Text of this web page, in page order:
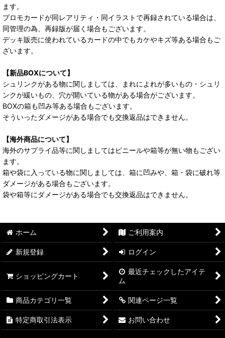
ます。
プロモカードが同レアリティ・同イラストで再録されている場合は、
同管理の為、再録版が届く場合もございます。
デッキ販売に使われているカードの中でもカケやキズ等ある場合もご
ざいます。
【新品BOXについて】
シュリンクがある物に関しましては、まれによれが多いもの・シュリ
ンクが緩いもの、穴が開いている物がある場合がございます。
BOXの箱も凹み等ある場合もございます。
そういったダメージがある場合でも交換返品はできません。
【海外商品について】
海外のサプライ品等に関しましてはビニールや箱等が無い物もござい
ます。
箱や袋に入っている物に関しましては、箱に凹みや、箱・袋に破れ等
ダメージがある場合もございます。
袋や箱等にダメージがある場合でも交換返品はできません。
ホーム ご利用案内
新規登録 ログイン
ショッピングカート
最近チェックしたアイテ
ム
商品カテゴリ一覧 関連ページ一覧
特定商取引法表示 お問い合わせ